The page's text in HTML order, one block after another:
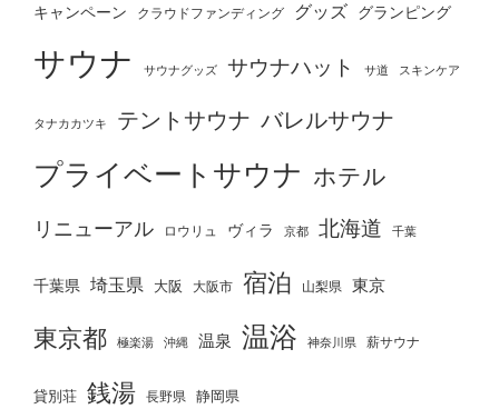
キャンペーン クラウドファンディング グッズ グランピング
サウナ サウナグッズ サウナハット サ道 スキンケア
タナカカツキ テントサウナ バレルサウナ
プライベートサウナ ホテル
リニューアル ロウリュ ヴィラ 京都 北海道 千葉
千葉県 埼玉県 大阪 大阪市 宿泊 山梨県 東京
東京都 極楽湯 沖縄 温泉 温浴 神奈川県 薪サウナ
貸別荘 銭湯 長野県 静岡県